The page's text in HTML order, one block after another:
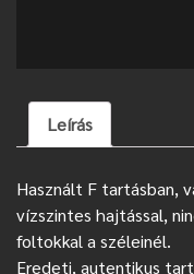
Leírás
Használt F tartásban,
vízszintes hajtással,
foltokkal a széleinél.
Eredeti, autentikus